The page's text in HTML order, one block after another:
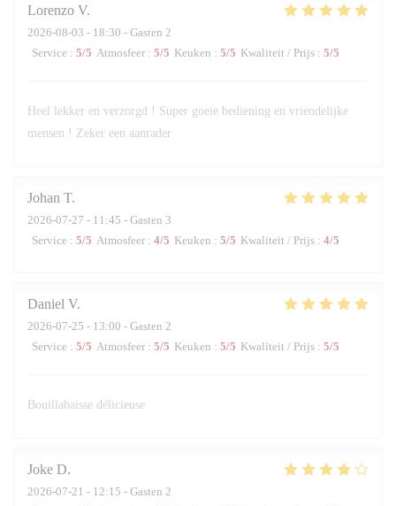
Lorenzo V
2026-08-03 - 18:30 - Gasten 2
Service : 5/5 Atmosfeer : 5/5 Keuken : 5/5 Kwaliteit / Prijs : 5/5
Heel lekker en verzorgd ! Super goeie bediening en vriendelijke
mensen ! Zeker een aanrader
Johan T
2026-07-27 - 11:45 - Gasten 3
Service : 5/5 Atmosfeer : 4/5 Keuken : 5/5 Kwaliteit / Prijs : 4/5
Daniel V
2026-07-25 - 13:00 - Gasten 2
Service : 5/5 Atmosfeer : 5/5 Keuken : 5/5 Kwaliteit / Prijs : 5/5
Bouillabaisse délicieuse
Joke D
2026-07-21 - 12:15 - Gasten 2